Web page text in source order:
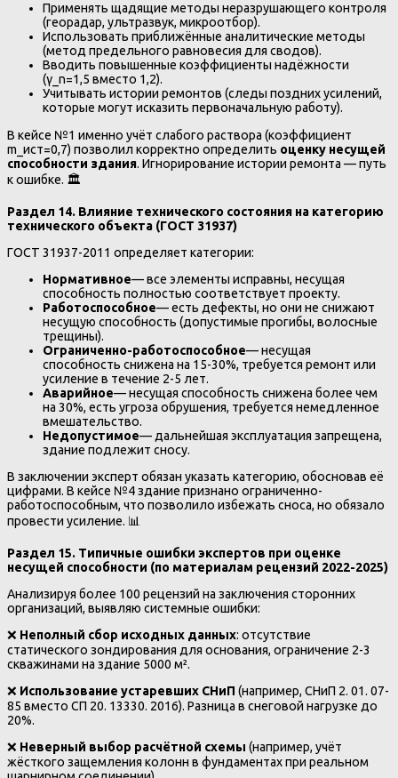
Применять щадящие методы неразрушающего контроля
(георадар, ультразвук, микроотбор).
Использовать приближённые аналитические методы
(метод предельного равновесия для сводов).
Вводить повышенные коэффициенты надёжности
(γ_n=1,5 вместо 1,2).
Учитывать истории ремонтов (следы поздних усилений,
которые могут исказить первоначальную работу).
В кейсе №1 именно учёт слабого раствора (коэффициент
m_ист=0,7) позволил корректно определить оценку несущей
способности здания. Игнорирование истории ремонта — путь
к ошибке. 🏛️
Раздел 14. Влияние технического состояния на категорию
технического объекта (ГОСТ 31937)
ГОСТ 31937-2011 определяет категории:
Нормативное— все элементы исправны, несущая
способность полностью соответствует проекту.
Работоспособное— есть дефекты, но они не снижают
несущую способность (допустимые прогибы, волосные
трещины).
Ограниченно-работоспособное— несущая
способность снижена на 15-30%, требуется ремонт или
усиление в течение 2-5 лет.
Аварийное— несущая способность снижена более чем
на 30%, есть угроза обрушения, требуется немедленное
вмешательство.
Недопустимое— дальнейшая эксплуатация запрещена,
здание подлежит сносу.
В заключении эксперт обязан указать категорию, обосновав её
цифрами. В кейсе №4 здание признано ограниченно-
работоспособным, что позволило избежать сноса, но обязало
провести усиление. 📊
Раздел 15. Типичные ошибки экспертов при оценке
несущей способности (по материалам рецензий 2022-2025)
Анализируя более 100 рецензий на заключения сторонних
организаций, выявляю системные ошибки:
❌ Неполный сбор исходных данных: отсутствие
статического зондирования для основания, ограничение 2-3
скважинами на здание 5000 м².
❌ Использование устаревших СНиП (например, СНиП 2. 01. 07-
85 вместо СП 20. 13330. 2016). Разница в снеговой нагрузке до
20%.
❌ Неверный выбор расчётной схемы (например, учёт
жёсткого защемления колонн в фундаментах при реальном